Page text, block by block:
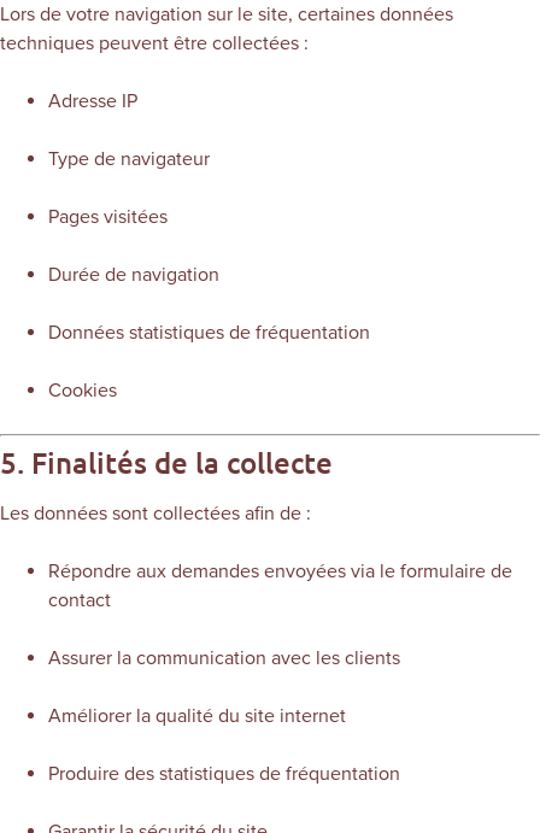
Lors de votre navigation sur le site, certaines données
techniques peuvent être collectées :
Adresse IP
Type de navigateur
Pages visitées
Durée de navigation
Données statistiques de fréquentation
Cookies
5. Finalités de la collecte
Les données sont collectées afin de :
Répondre aux demandes envoyées via le formulaire de
contact
Assurer la communication avec les clients
Améliorer la qualité du site internet
Produire des statistiques de fréquentation